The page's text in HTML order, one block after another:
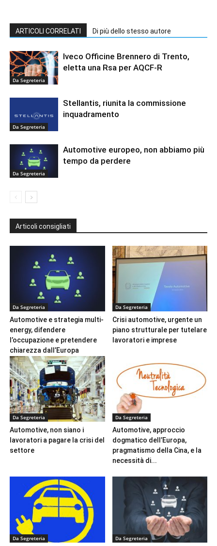
ARTICOLI CORRELATI Di più dello stesso autore
Da Segreteria
Iveco Officine Brennero di Trento,
eletta una Rsa per AQCF-R
Da Segreteria
Stellantis, riunita la commissione
inquadramento
Da Segreteria
Automotive europeo, non abbiamo più
tempo da perdere
Articoli consigliati
Da Segreteria
Automotive e strategia multi-
energy, difendere
l’occupazione e pretendere
chiarezza dall’Europa
Da Segreteria
Crisi automotive, urgente un
piano strutturale per tutelare
lavoratori e imprese
Da Segreteria
Automotive, non siano i
lavoratori a pagare la crisi del
settore
Da Segreteria
Automotive, approccio
dogmatico dell’Europa,
pragmatismo della Cina, e la
necessità di...
Da Segreteria Da Segreteria